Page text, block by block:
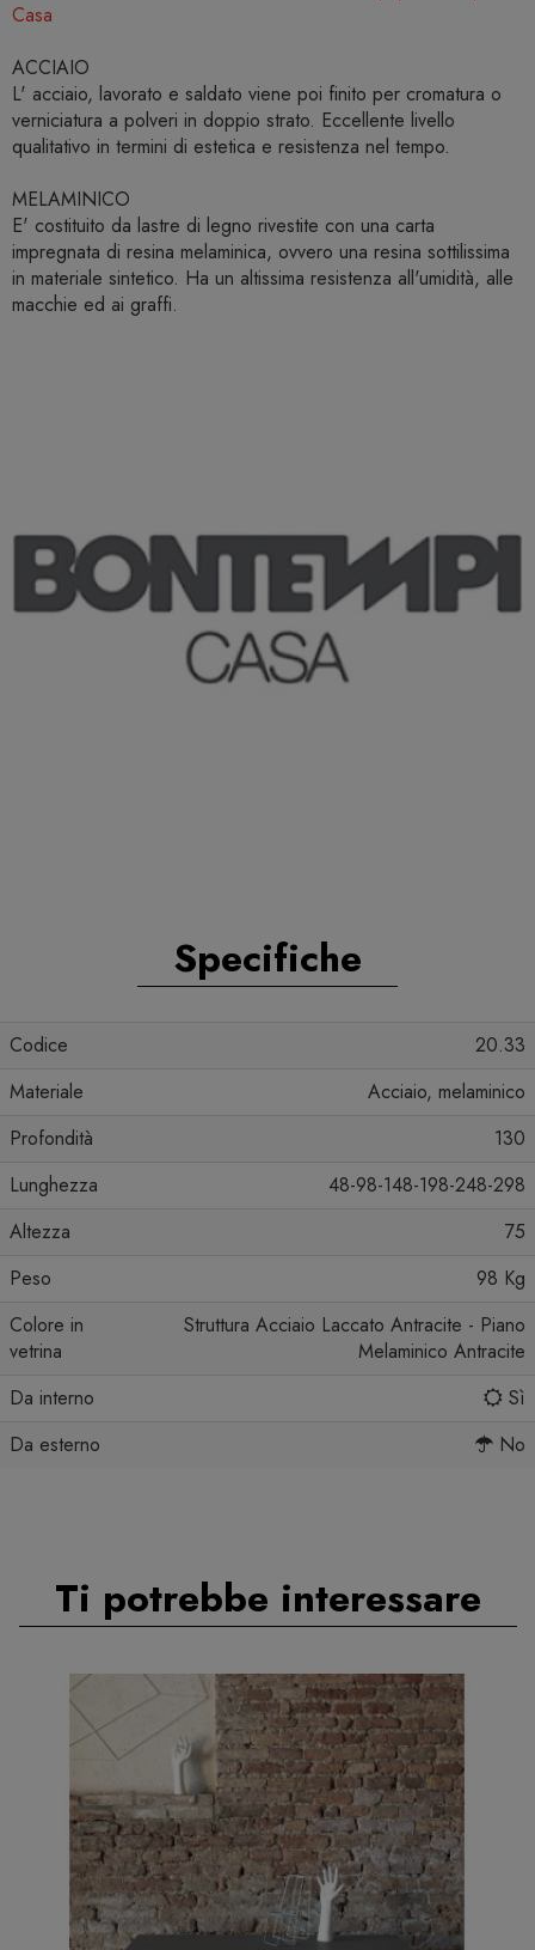
Casa
ACCIAIO
L' acciaio, lavorato e saldato viene poi finito per cromatura o
verniciatura a polveri in doppio strato. Eccellente livello
qualitativo in termini di estetica e resistenza nel tempo.
MELAMINICO
E' costituito da lastre di legno rivestite con una carta
impregnata di resina melaminica, ovvero una resina sottilissima
in materiale sintetico. Ha un altissima resistenza all'umidità, alle
macchie ed ai graffi.
Specifiche
Codice
20.33
Materiale
Acciaio, melaminico
Profondità
130
Lunghezza
48-98-148-198-248-298
Altezza
75
Peso
98 Kg
Colore in
vetrina
Struttura Acciaio Laccato Antracite - Piano
Melaminico Antracite
Da interno
Sì
Da esterno
No
Ti potrebbe interessare